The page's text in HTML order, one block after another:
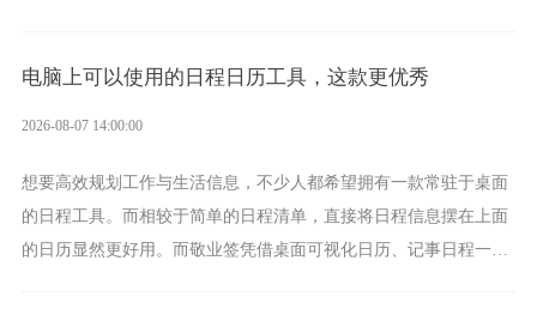
电脑上可以使用的日程日历工具，这款更优秀
2026-08-07 14:00:00
想要高效规划工作与生活信息，不少人都希望拥有一款常驻于桌面
的日程工具。而相较于简单的日程清单，直接将日程信息摆在上面
的日历显然更好用。而敬业签凭借桌面可视化日历、记事日程一体